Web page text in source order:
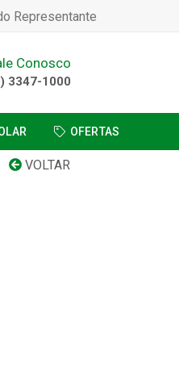
Representante
Conosco
3347-1000
OFERTAS
VOLTAR